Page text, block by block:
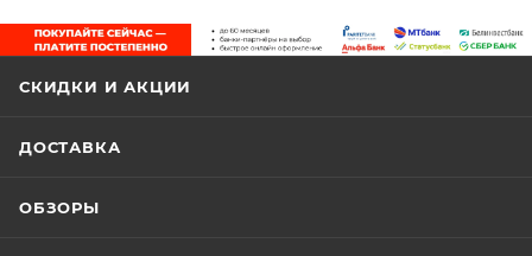
СКИДКИ И АКЦИИ
ДОСТАВКА
ОБЗОРЫ